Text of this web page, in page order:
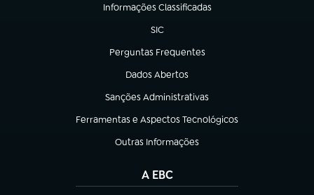
Informações Classificadas
(abre em nova aba)
SIC
(abre em nova aba)
Perguntas Frequentes
(abre em nova aba)
Dados Abertos
(abre em nova aba)
Sanções Administrativas
(abre em nova aba)
Ferramentas e Aspectos Tecnológicos
(abre em nova aba)
Outras Informações
(abre em nova aba)
A EBC